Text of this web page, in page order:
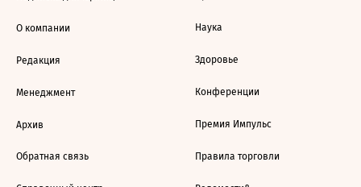
О компании
Редакция
Менеджмент
Архив
Обратная связь
Наука
Здоровье
Конференции
Премия Импульс
Правила торговли